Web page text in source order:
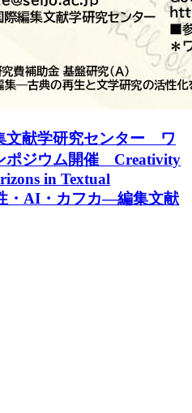
献学研究センター ワ
ポジウム開催 Creativity
in Textual
・AI・カフカ―編集文献